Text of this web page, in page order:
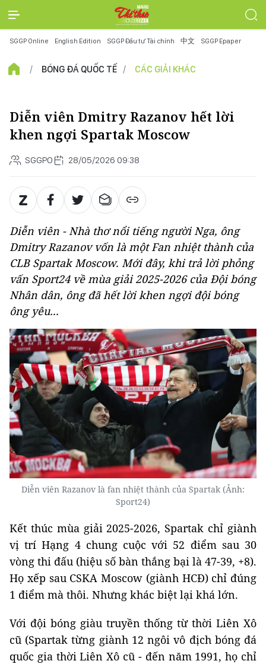
SGGP Online English Edition SGGP Đầu tư Tài chính 中文 SGGP Epaper
BÓNG ĐÁ QUỐC TẾ CÁC GIẢI KHÁC
Diễn viên Dmitry Razanov hết lời
khen ngợi Spartak Moscow
SGGPO 28/05/2026 09:38
Diễn viên - Nhà thơ nổi tiếng người Nga, ông
Dmitry Razanov vốn là một Fan nhiệt thành của
CLB Spartak Moscow. Mới đây, khi trả lời phỏng
vấn Sport24 về mùa giải 2025-2026 của Đội bóng
Nhân dân, ông đã hết lời khen ngợi đội bóng
ông yêu...
Diễn viên Razanov là fan nhiệt thành của Spartak (Ảnh:
Sport24)
Kết thúc mùa giải 2025-2026, Spartak chỉ giành
vị trí Hạng 4 chung cuộc với 52 điểm sau 30
vòng thi đấu (hiệu số bàn thắng bại là 47-39, +8).
Họ xếp sau CSKA Moscow (giành HCĐ) chỉ đúng
1 điểm mà thôi. Nhưng khác biệt lại khá lớn.
Với đội bóng giàu truyền thống từ thời Liên Xô
cũ (Spartak từng giành 12 ngôi vô địch bóng đá
quốc gia thời Liên Xô cũ - đến năm 1991, họ chỉ